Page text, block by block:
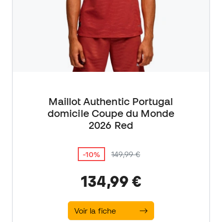
Maillot Authentic Portugal
domicile Coupe du Monde
2026 Red
-10% 149,99 €
134,99 €
Voir la fiche